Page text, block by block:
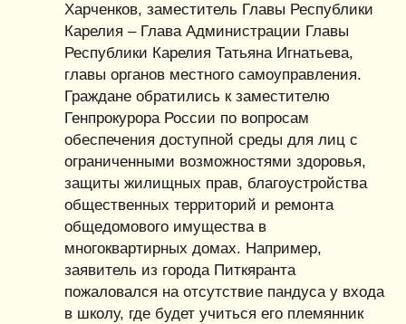
Харченков, заместитель Главы Республики
Карелия – Глава Администрации Главы
Республики Карелия Татьяна Игнатьева,
главы органов местного самоуправления.
Граждане обратились к заместителю
Генпрокурора России по вопросам
обеспечения доступной среды для лиц с
ограниченными возможностями здоровья,
защиты жилищных прав, благоустройства
общественных территорий и ремонта
общедомового имущества в
многоквартирных домах. Например,
заявитель из города Питкяранта
пожаловался на отсутствие пандуса у входа
в школу, где будет учиться его племянник